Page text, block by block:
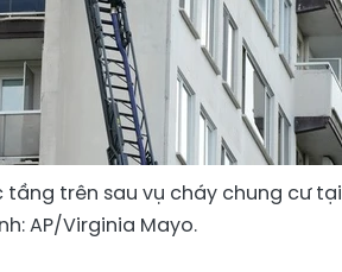
trên sau vụ cháy chung cư tại
AP/Virginia Mayo.